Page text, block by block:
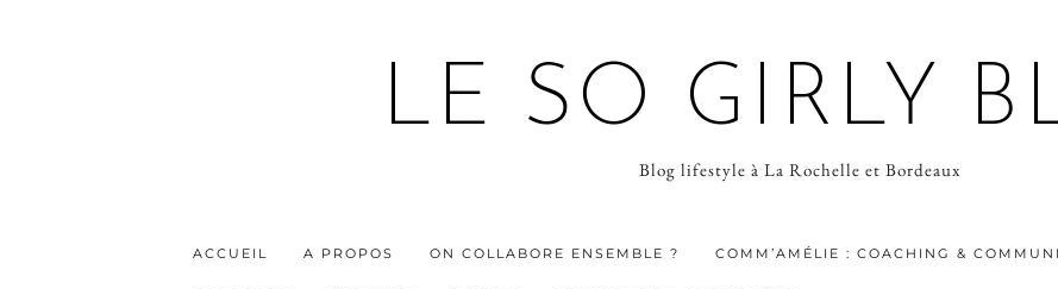
LE SO GIRLY
Blog lifestyle à La Rochelle et Bordeaux
ACCUEIL A PROPOS ON COLLABORE ENSEMBLE ? COMM’AMÉLIE : COACHING &